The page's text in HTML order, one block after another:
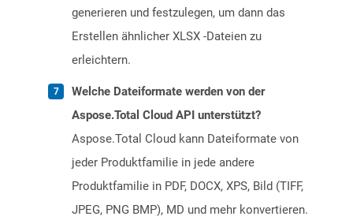
generieren und festzulegen, um dann das
Erstellen ähnlicher XLSX -Dateien zu
erleichtern.
Welche Dateiformate werden von der
Aspose.Total Cloud API unterstützt?
Aspose.Total Cloud kann Dateiformate von
jeder Produktfamilie in jede andere
Produktfamilie in PDF, DOCX, XPS, Bild (TIFF,
JPEG, PNG BMP), MD und mehr konvertieren.